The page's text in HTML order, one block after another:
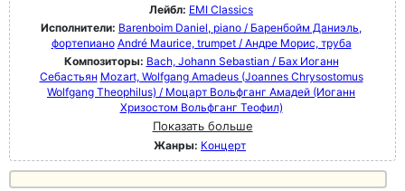
Лейбл: EMI Classics
Исполнители: Barenboim Daniel, piano / Баренбойм Даниэль,
фортепиано André Maurice, trumpet / Андре Морис, труба
Композиторы: Bach, Johann Sebastian / Бах Иоганн
Себастьян Mozart, Wolfgang Amadeus (Joannes Chrysostomus
Wolfgang Theophilus) / Моцарт Вольфганг Амадей (Иоганн
Хризостом Вольфганг Теофил)
Показать больше
Жанры: Концерт